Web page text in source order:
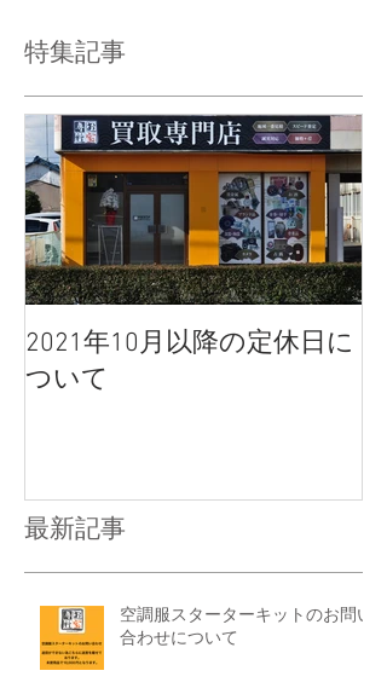
特集記事
2021年10月以降の定休日に
ついて
最新記事
空調服スターターキットのお問い
合わせについて